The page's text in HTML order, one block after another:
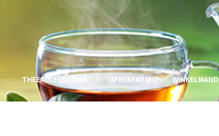
THEEACCESSOIRES AFREKENEN WINKELMAND